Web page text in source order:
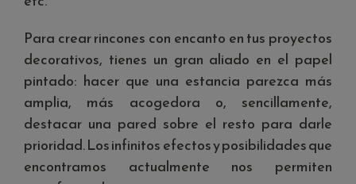
Para crear rincones con encanto en tus proyectos
decorativos, tienes un gran aliado en el papel
pintado: hacer que una estancia parezca más
amplia, más acogedora o, sencillamente,
destacar una pared sobre el resto para darle
prioridad. Los infinitos efectos y posibilidades que
encontramos actualmente nos permiten